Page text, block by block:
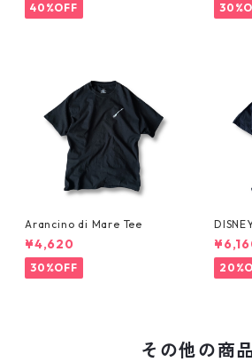
40%OFF
Arancino di Mare Tee
¥4,620
30%OFF
RT Tee
その他の商品